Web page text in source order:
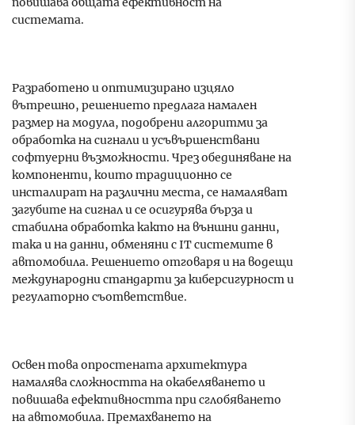
системата.
Разработено и оптимизирано изцяло
вътрешно, решението предлага намален
размер на модула, подобрени алгоритми за
обработка на сигнали и усъвършенствани
софтуерни възможности. Чрез обединяване на
компоненти, които традиционно се
инсталират на различни места, се намаляват
загубите на сигнал и се осигурява бърза и
стабилна обработка както на външни данни,
така и на данни, обменяни с IT системите в
автомобила. Решението отговаря и на водещи
международни стандарти за киберсигурност и
регулаторно съответствие.
Освен това опростената архитектура
намалява сложността на окабеляването и
повишава ефективността при сглобяването
на автомобила. Премахването на